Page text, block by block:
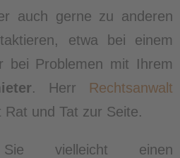
auch gerne zu anderen
etwa bei einem
bei Problemen mit Ihrem
. Herr Rechtsanwalt
und Tat zur Seite.
vielleicht einen